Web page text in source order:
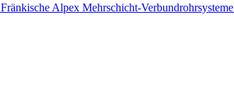
Fränkische Alpex Mehrschicht-Verbundrohrsysteme